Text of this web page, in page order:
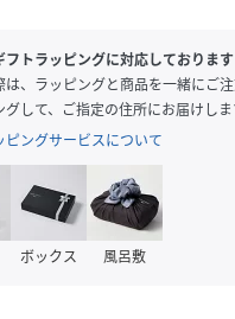
未定 0%
23.5cm、24.5cm
QJ9698_06001165700
(06001165700-108-131
トラッピングに対応しております
は、ラッピングと商品を一緒にご
して、ご指定の住所にお届けしま
ピングサービスについて
ボックス 風呂敷